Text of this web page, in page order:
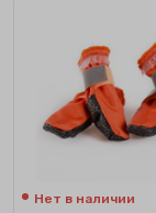
Нет в наличии